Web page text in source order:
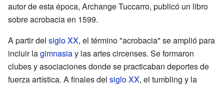
autor de esta época, Archange Tuccarro, publicó un libro
sobre acrobacia en 1599.
A partir del siglo XX, el término "acrobacia" se amplió para
incluir lagimnasiay las artes circenses. Se formaron
clubes y asociaciones donde se practicaban deportes de
fuerza artística. A finales del siglo XX, el tumbling y la